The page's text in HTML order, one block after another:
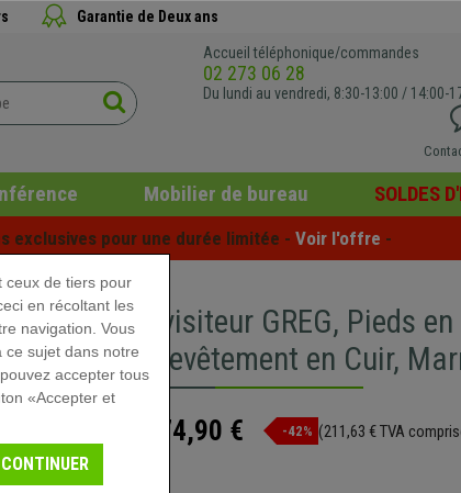
Garantie de Deux ans
Accueil téléphonique/commandes
02 273 06 28
Du lundi au vendredi, 8:30-13:00 / 14:00-
Mobilier de bureau SOLDES
exclusives pour une durée limitée - Voir l'offre -
Chaise visiteur GREG, Pieds en
Blanc, Revêtement en Cuir,
174,90 € -42% (211,63 € TVA
Rupture de stock
ceux de tiers pour
en récoltant les
navigation. Vous
ce sujet dans notre
pouvez accepter tous
«Accepter et